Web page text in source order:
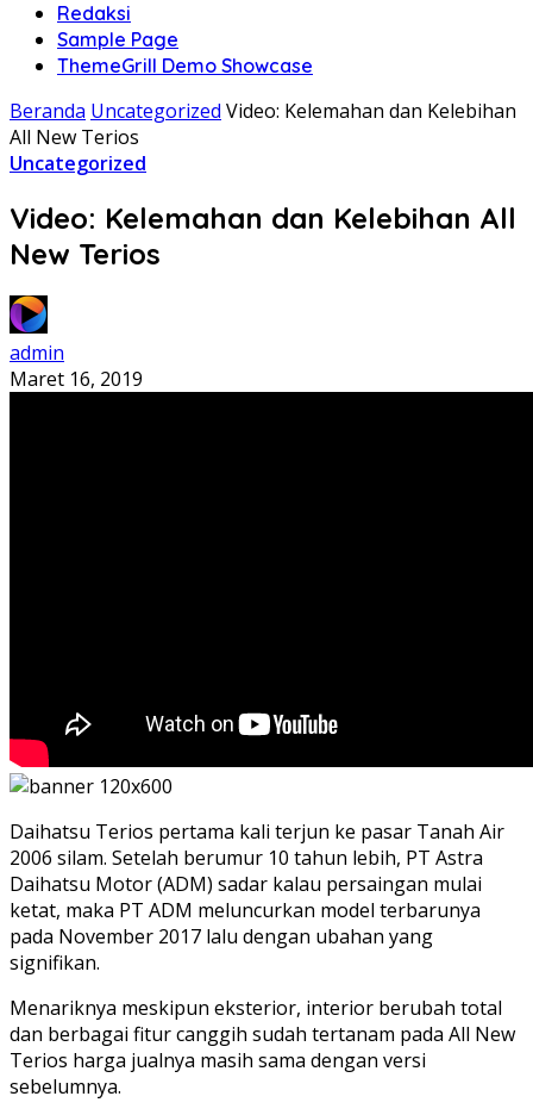
Redaksi
Sample Page
ThemeGrill Demo Showcase
Beranda Uncategorized Video: Kelemahan dan Kelebihan
All New Terios
Uncategorized
Video: Kelemahan dan Kelebihan All
New Terios
admin
Maret 16, 2019
Daihatsu Terios pertama kali terjun ke pasar Tanah Air
2006 silam. Setelah berumur 10 tahun lebih, PT Astra
Daihatsu Motor (ADM) sadar kalau persaingan mulai
ketat, maka PT ADM meluncurkan model terbarunya
pada November 2017 lalu dengan ubahan yang
signifikan.
Menariknya meskipun eksterior, interior berubah total
dan berbagai fitur canggih sudah tertanam pada All New
Terios harga jualnya masih sama dengan versi
sebelumnya.